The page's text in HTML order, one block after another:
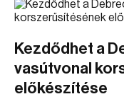
Kezdődhet a
vasútvonal
előkészítése